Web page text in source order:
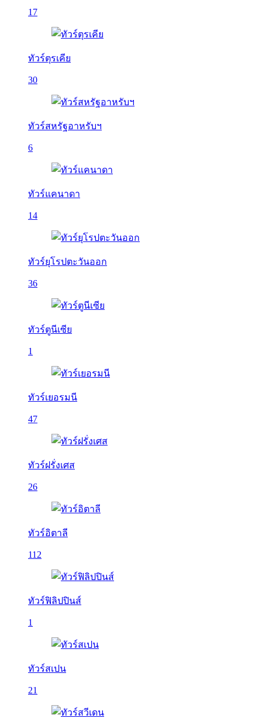
17
ทัวร์ตุรเคีย
30
ทัวร์สหรัฐอาหรับฯ
6
ทัวร์แคนาดา
14
ทัวร์ยุโรปตะวันออก
36
ทัวร์ตูนีเซีย
1
ทัวร์เยอรมนี
47
ทัวร์ฝรั่งเศส
26
ทัวร์อิตาลี
112
ทัวร์ฟิลิปปินส์
1
ทัวร์สเปน
21